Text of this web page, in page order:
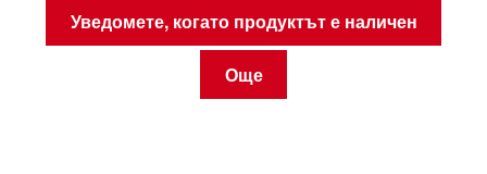
Уведомете, когато продуктът е наличен
Още